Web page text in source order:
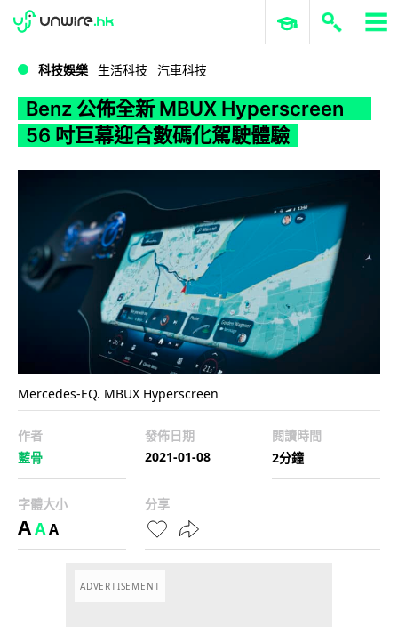
WWDC 2026 ERP 與商業 AI
科技娛樂 生活科技 汽車科技
Benz 公佈全新 MBUX Hyperscreen
56 吋巨幕迎合數碼化駕駛體驗
Mercedes-EQ. MBUX Hyperscreen
作者
藍骨
發佈日期
2021-01-08
閱讀時間
2分鐘
字體大小
AAA
分享
ADVERTISEMENT